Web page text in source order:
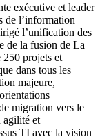
exécutive et leader
de l’information
l’unification des
de la fusion de La
250 projets et
dans tous les
majeure,
migration vers le
agilité et
TI avec la vision